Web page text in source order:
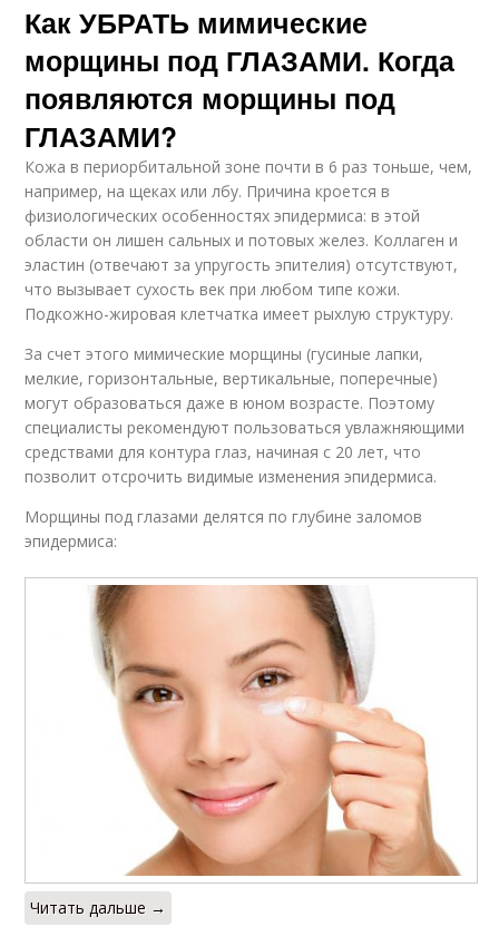
Как УБРАТЬ мимические
морщины под ГЛАЗАМИ. Когда
появляются морщины под
ГЛАЗАМИ?
Кожа в периорбитальной зоне почти в 6 раз тоньше, чем,
например, на щеках или лбу. Причина кроется в
физиологических особенностях эпидермиса: в этой
области он лишен сальных и потовых желез. Коллаген и
эластин (отвечают за упругость эпителия) отсутствуют,
что вызывает сухость век при любом типе кожи.
Подкожно-жировая клетчатка имеет рыхлую структуру.
За счет этого мимические морщины (гусиные лапки,
мелкие, горизонтальные, вертикальные, поперечные)
могут образоваться даже в юном возрасте. Поэтому
специалисты рекомендуют пользоваться увлажняющими
средствами для контура глаз, начиная с 20 лет, что
позволит отсрочить видимые изменения эпидермиса.
Морщины под глазами делятся по глубине заломов
эпидермиса:
Читать дальше →